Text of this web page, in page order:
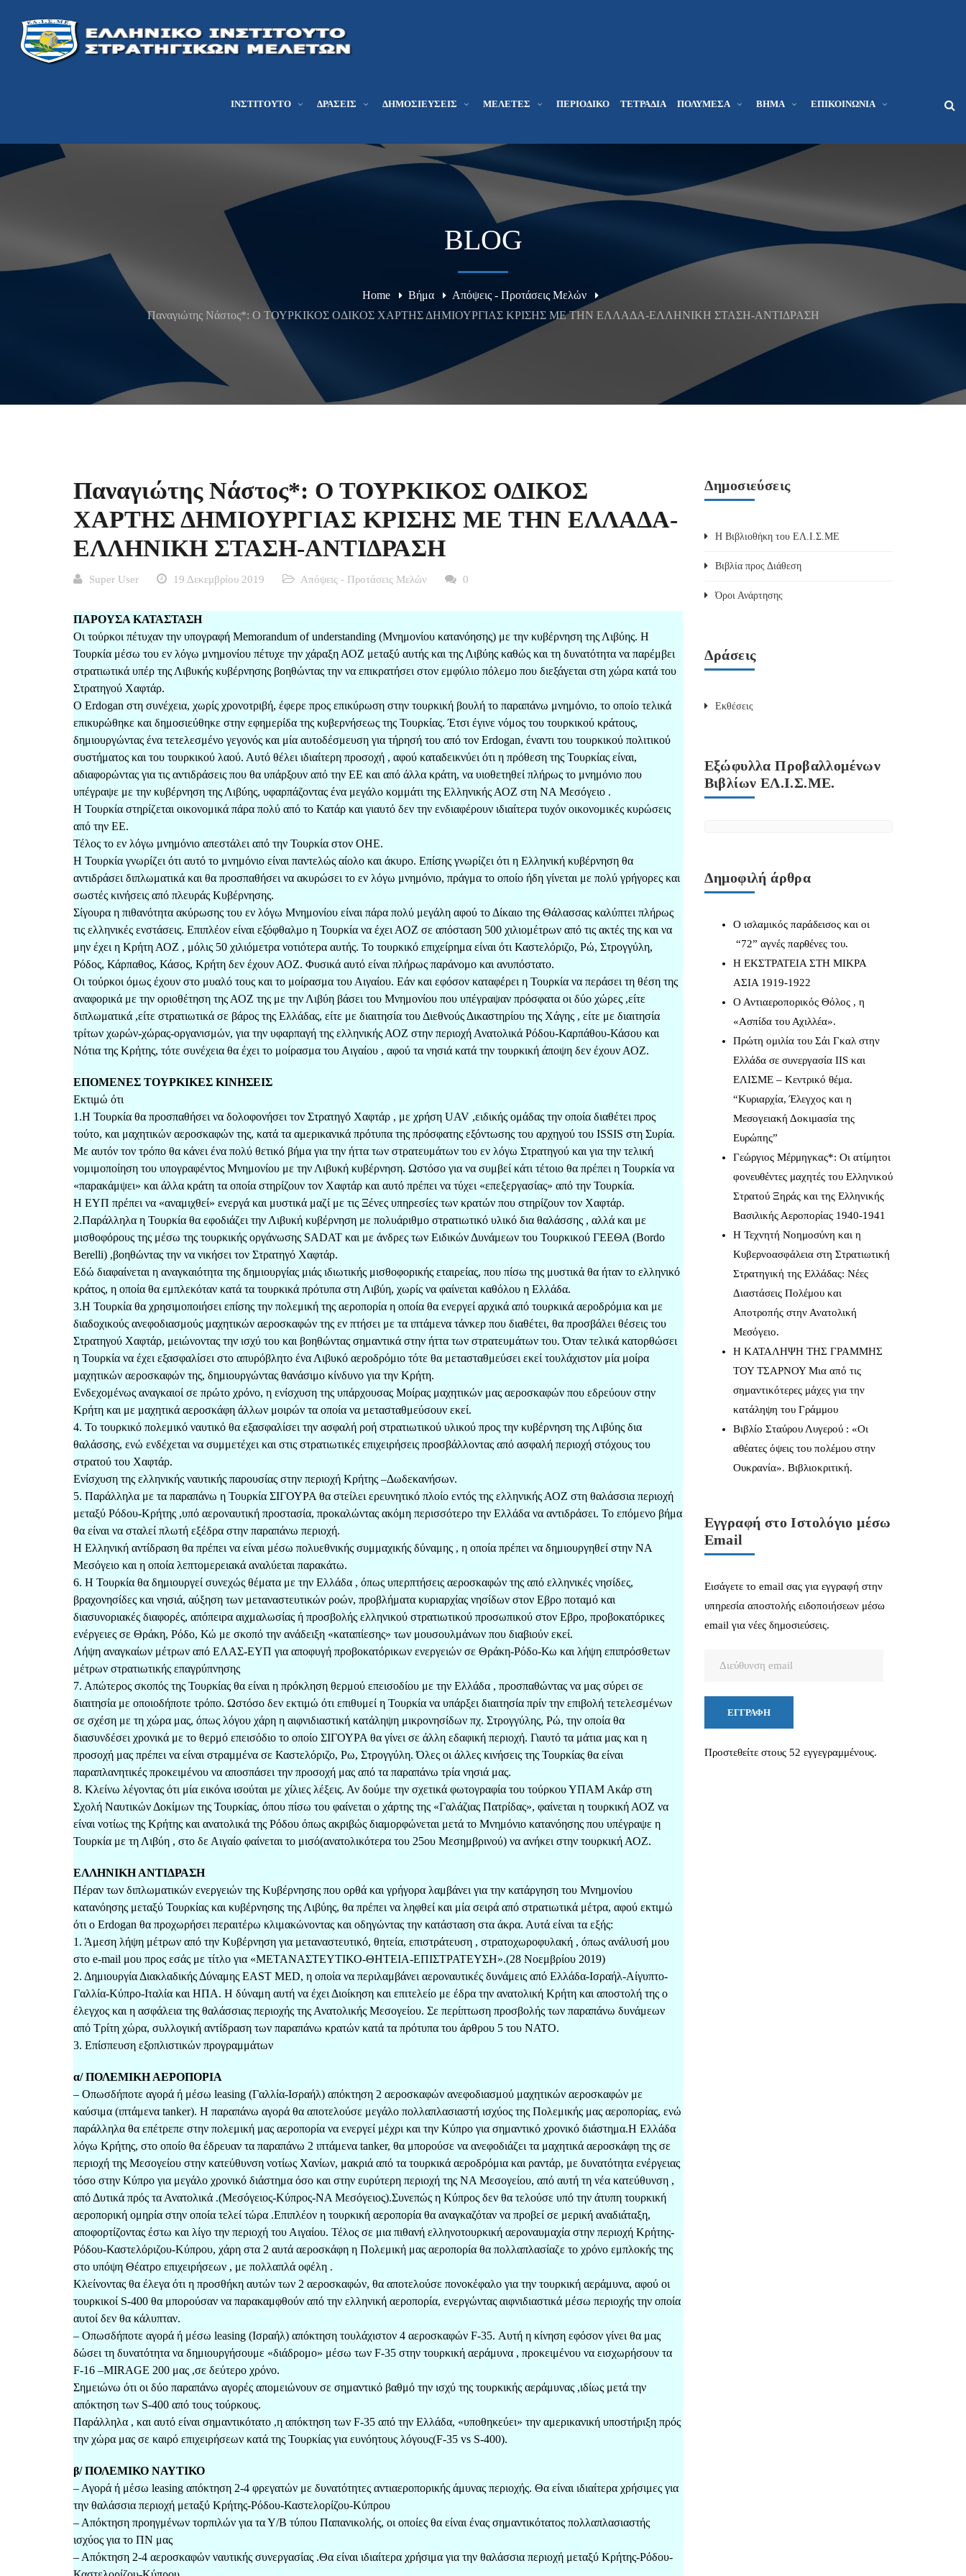
ΙΝΣΤΙΤΟΎΤΟ ΔΡΆΣΕΙΣ ΔΗΜΟΣΙΕΎΣΕΙΣ ΜΕΛΕΤΕΣ ΠΕΡΙΟΔΙΚΌ ΤΕΤΡΆΔΙΑ ΠΟΛΥΜΈΣΑ ΒΉΜΑ ΕΠΙΚΟΙΝΩΝΊΑ
BLOG
Home Βήμα
Απόψεις - Προτάσεις Μελών
Παναγιώτης Νάστος*: Ο ΤΟΥΡΚΙΚΟΣ ΟΔΙΚΟΣ ΧΑΡΤΗΣ ΔΗΜΙΟΥΡΓΙΑΣ ΚΡΙΣΗΣ ΜΕ ΤΗΝ ΕΛΛΑΔΑ-ΕΛΛΗΝΙΚΗ ΣΤΑΣΗ-ΑΝΤΙΔΡΑΣΗ
Παναγιώτης Νάστος*: Ο ΤΟΥΡΚΙΚΟΣ ΟΔΙΚΟΣ
ΧΑΡΤΗΣ ΔΗΜΙΟΥΡΓΙΑΣ ΚΡΙΣΗΣ ΜΕ ΤΗΝ ΕΛΛΑΔΑ-
ΕΛΛΗΝΙΚΗ ΣΤΑΣΗ-ΑΝΤΙΔΡΑΣΗ
Super User 19 Δεκεμβρίου 2019 Απόψεις - Προτάσεις Μελών 0
ΠΑΡΟΥΣΑ ΚΑΤΑΣΤΑΣΗ
Οι τούρκοι πέτυχαν την υπογραφή Memorandum of understanding (Μνημονίου κατανόησης) με την κυβέρνηση της Λιβύης. Η
Τουρκία μέσω του εν λόγω μνημονίου πέτυχε την χάραξη ΑΟΖ μεταξύ αυτής και της Λιβύης καθώς και τη δυνατότητα να παρέμβει
στρατιωτικά υπέρ της Λιβυκής κυβέρνησης βοηθώντας την να επικρατήσει στον εμφύλιο πόλεμο που διεξάγεται στη χώρα κατά του
Στρατηγού Χαφτάρ.
Ο Erdogan στη συνέχεια, χωρίς χρονοτριβή, έφερε προς επικύρωση στην τουρκική βουλή το παραπάνω μνημόνιο, το οποίο τελικά
επικυρώθηκε και δημοσιεύθηκε στην εφημερίδα της κυβερνήσεως της Τουρκίας. Έτσι έγινε νόμος του τουρκικού κράτους,
δημιουργώντας ένα τετελεσμένο γεγονός και μία αυτοδέσμευση για τήρησή του από τον Erdogan, έναντι του τουρκικού πολιτικού
συστήματος και του τουρκικού λαού. Αυτό θέλει ιδιαίτερη προσοχή , αφού καταδεικνύει ότι η πρόθεση της Τουρκίας είναι,
αδιαφορώντας για τις αντιδράσεις που θα υπάρξουν από την ΕΕ και από άλλα κράτη, να υιοθετηθεί πλήρως το μνημόνιο που
υπέγραψε με την κυβέρνηση της Λιβύης, υφαρπάζοντας ένα μεγάλο κομμάτι της Ελληνικής ΑΟΖ στη ΝΑ Μεσόγειο .
Η Τουρκία στηρίζεται οικονομικά πάρα πολύ από το Κατάρ και γιαυτό δεν την ενδιαφέρουν ιδιαίτερα τυχόν οικονομικές κυρώσεις
από την ΕΕ.
Τέλος το εν λόγω μνημόνιο απεστάλει από την Τουρκία στον ΟΗΕ.
Η Τουρκία γνωρίζει ότι αυτό το μνημόνιο είναι παντελώς αίολο και άκυρο. Επίσης γνωρίζει ότι η Ελληνική κυβέρνηση θα
αντιδράσει διπλωματικά και θα προσπαθήσει να ακυρώσει το εν λόγω μνημόνιο, πράγμα το οποίο ήδη γίνεται με πολύ γρήγορες και
σωστές κινήσεις από πλευράς Κυβέρνησης.
Σίγουρα η πιθανότητα ακύρωσης του εν λόγω Μνημονίου είναι πάρα πολύ μεγάλη αφού το Δίκαιο της Θάλασσας καλύπτει πλήρως
τις ελληνικές ενστάσεις. Επιπλέον είναι εξόφθαλμο η Τουρκία να έχει ΑΟΖ σε απόσταση 500 χιλιομέτρων από τις ακτές της και να
μην έχει η Κρήτη ΑΟΖ , μόλις 50 χιλιόμετρα νοτιότερα αυτής. Το τουρκικό επιχείρημα είναι ότι Καστελόριζο, Ρώ, Στρογγύλη,
Ρόδος, Κάρπαθος, Κάσος, Κρήτη δεν έχουν ΑΟΖ. Φυσικά αυτό είναι πλήρως παράνομο και ανυπόστατο.
Οι τούρκοι όμως έχουν στο μυαλό τους και το μοίρασμα του Αιγαίου. Εάν και εφόσον καταφέρει η Τουρκία να περάσει τη θέση της
αναφορικά με την οριοθέτηση της ΑΟΖ της με την Λιβύη βάσει του Μνημονίου που υπέγραψαν πρόσφατα οι δύο χώρες ,είτε
διπλωματικά ,είτε στρατιωτικά σε βάρος της Ελλάδας, είτε με διαιτησία του Διεθνούς Δικαστηρίου της Χάγης , είτε με διαιτησία
τρίτων χωρών-χώρας-οργανισμών, για την υφαρπαγή της ελληνικής ΑΟΖ στην περιοχή Ανατολικά Ρόδου-Καρπάθου-Κάσου και
Νότια της Κρήτης, τότε συνέχεια θα έχει το μοίρασμα του Αιγαίου , αφού τα νησιά κατά την τουρκική άποψη δεν έχουν ΑΟΖ.
ΕΠΟΜΕΝΕΣ ΤΟΥΡΚΙΚΕΣ ΚΙΝΗΣΕΙΣ
Εκτιμώ ότι
1.Η Τουρκία θα προσπαθήσει να δολοφονήσει τον Στρατηγό Χαφτάρ , με χρήση UAV ,ειδικής ομάδας την οποία διαθέτει προς
τούτο, και μαχητικών αεροσκαφών της, κατά τα αμερικανικά πρότυπα της πρόσφατης εξόντωσης του αρχηγού του ISSIS στη Συρία.
Με αυτόν τον τρόπο θα κάνει ένα πολύ θετικό βήμα για την ήττα των στρατευμάτων του εν λόγω Στρατηγού και για την τελική
νομιμοποίηση του υπογραφέντος Μνημονίου με την Λιβυκή κυβέρνηση. Ωστόσο για να συμβεί κάτι τέτοιο θα πρέπει η Τουρκία να
«παρακάμψει» και άλλα κράτη τα οποία στηρίζουν τον Χαφτάρ και αυτό πρέπει να τύχει «επεξεργασίας» από την Τουρκία.
Η ΕΥΠ πρέπει να «αναμιχθεί» ενεργά και μυστικά μαζί με τις Ξένες υπηρεσίες των κρατών που στηρίζουν τον Χαφτάρ.
2.Παράλληλα η Τουρκία θα εφοδιάζει την Λιβυκή κυβέρνηση με πολυάριθμο στρατιωτικό υλικό δια θαλάσσης , αλλά και με
μισθοφόρους της μέσω της τουρκικής οργάνωσης SADAT και με άνδρες των Ειδικών Δυνάμεων του Τουρκικού ΓΕΕΘΑ (Bordo
Berelli) ,βοηθώντας την να νικήσει τον Στρατηγό Χαφτάρ.
Εδώ διαφαίνεται η αναγκαιότητα της δημιουργίας μιάς ιδιωτικής μισθοφορικής εταιρείας, που πίσω της μυστικά θα ήταν το ελληνικό
κράτος, η οποία θα εμπλεκόταν κατά τα τουρκικά πρότυπα στη Λιβύη, χωρίς να φαίνεται καθόλου η Ελλάδα.
3.Η Τουρκία θα χρησιμοποιήσει επίσης την πολεμική της αεροπορία η οποία θα ενεργεί αρχικά από τουρκικά αεροδρόμια και με
διαδοχικούς ανεφοδιασμούς μαχητικών αεροσκαφών της εν πτήσει με τα ιπτάμενα τάνκερ που διαθέτει, θα προσβάλει θέσεις του
Στρατηγού Χαφτάρ, μειώνοντας την ισχύ του και βοηθώντας σημαντικά στην ήττα των στρατευμάτων του. Όταν τελικά κατορθώσει
η Τουρκία να έχει εξασφαλίσει στο απυρόβλητο ένα Λιβυκό αεροδρόμιο τότε θα μετασταθμεύσει εκεί τουλάχιστον μία μοίρα
μαχητικών αεροσκαφών της, δημιουργώντας θανάσιμο κίνδυνο για την Κρήτη.
Ενδεχομένως αναγκαιοί σε πρώτο χρόνο, η ενίσχυση της υπάρχουσας Μοίρας μαχητικών μας αεροσκαφών που εδρεύουν στην
Κρήτη και με μαχητικά αεροσκάφη άλλων μοιρών τα οποία να μετασταθμεύσουν εκεί.
4. Το τουρκικό πολεμικό ναυτικό θα εξασφαλίσει την ασφαλή ροή στρατιωτικού υλικού προς την κυβέρνηση της Λιβύης δια
θαλάσσης, ενώ ενδέχεται να συμμετέχει και στις στρατιωτικές επιχειρήσεις προσβάλλοντας από ασφαλή περιοχή στόχους του
στρατού του Χαφτάρ.
Ενίσχυση της ελληνικής ναυτικής παρουσίας στην περιοχή Κρήτης –Δωδεκανήσων.
5. Παράλληλα με τα παραπάνω η Τουρκία ΣΙΓΟΥΡΑ θα στείλει ερευνητικό πλοίο εντός της ελληνικής ΑΟΖ στη θαλάσσια περιοχή
μεταξύ Ρόδου-Κρήτης ,υπό αεροναυτική προστασία, προκαλώντας ακόμη περισσότερο την Ελλάδα να αντιδράσει. Το επόμενο βήμα
θα είναι να σταλεί πλωτή εξέδρα στην παραπάνω περιοχή.
Η Ελληνική αντίδραση θα πρέπει να είναι μέσω πολυεθνικής συμμαχικής δύναμης , η οποία πρέπει να δημιουργηθεί στην ΝΑ
Μεσόγειο και η οποία λεπτομερειακά αναλύεται παρακάτω.
6. Η Τουρκία θα δημιουργεί συνεχώς θέματα με την Ελλάδα , όπως υπερπτήσεις αεροσκαφών της από ελληνικές νησίδες,
βραχονησίδες και νησιά, αύξηση των μεταναστευτικών ροών, προβλήματα κυριαρχίας νησίδων στον Εβρο ποταμό και
διασυνοριακές διαφορές, απόπειρα αιχμαλωσίας ή προσβολής ελληνικού στρατιωτικού προσωπικού στον Εβρο, προβοκατόρικες
ενέργειες σε Θράκη, Ρόδο, Κώ με σκοπό την ανάδειξη «καταπίεσης» των μουσουλμάνων που διαβιούν εκεί.
Λήψη αναγκαίων μέτρων από ΕΛΑΣ-ΕΥΠ για αποφυγή προβοκατόρικων ενεργειών σε Θράκη-Ρόδο-Κω και λήψη επιπρόσθετων
μέτρων στρατιωτικής επαγρύπνησης
7. Απώτερος σκοπός της Τουρκίας θα είναι η πρόκληση θερμού επεισοδίου με την Ελλάδα , προσπαθώντας να μας σύρει σε
διαιτησία με οποιοδήποτε τρόπο. Ωστόσο δεν εκτιμώ ότι επιθυμεί η Τουρκία να υπάρξει διαιτησία πρίν την επιβολή τετελεσμένων
σε σχέση με τη χώρα μας, όπως λόγου χάρη η αιφνιδιαστική κατάληψη μικρονησίδων πχ. Στρογγύλης, Ρώ, την οποία θα
διασυνδέσει χρονικά με το θερμό επεισόδιο το οποίο ΣΙΓΟΥΡΑ θα γίνει σε άλλη εδαφική περιοχή. Γιαυτό τα μάτια μας και η
προσοχή μας πρέπει να είναι στραμμένα σε Καστελόριζο, Ρω, Στρογγύλη. Όλες οι άλλες κινήσεις της Τουρκίας θα είναι
παραπλανητικές προκειμένου να αποσπάσει την προσοχή μας από τα παραπάνω τρία νησιά μας.
8. Κλείνω λέγοντας ότι μία εικόνα ισούται με χίλιες λέξεις. Αν δούμε την σχετικά φωτογραφία του τούρκου ΥΠΑΜ Ακάρ στη
Σχολή Ναυτικών Δοκίμων της Τουρκίας, όπου πίσω του φαίνεται ο χάρτης της «Γαλάζιας Πατρίδας», φαίνεται η τουρκική ΑΟΖ να
είναι νοτίως της Κρήτης και ανατολικά της Ρόδου όπως ακριβώς διαμορφώνεται μετά το Μνημόνιο κατανόησης που υπέγραψε η
Τουρκία με τη Λιβύη , στο δε Αιγαίο φαίνεται το μισό(ανατολικότερα του 25ου Μεσημβρινού) να ανήκει στην τουρκική ΑΟΖ.
ΕΛΛΗΝΙΚΗ ΑΝΤΙΔΡΑΣΗ
Πέραν των διπλωματικών ενεργειών της Κυβέρνησης που ορθά και γρήγορα λαμβάνει για την κατάργηση του Μνημονίου
κατανόησης μεταξύ Τουρκίας και κυβέρνησης της Λιβύης, θα πρέπει να ληφθεί και μία σειρά από στρατιωτικά μέτρα, αφού εκτιμώ
ότι ο Erdogan θα προχωρήσει περαιτέρω κλιμακώνοντας και οδηγώντας την κατάσταση στα άκρα. Αυτά είναι τα εξής:
1. Άμεση λήψη μέτρων από την Κυβέρνηση για μεταναστευτικό, θητεία, επιστράτευση , στρατοχωροφυλακή , όπως ανάλυσή μου
στο e-mail μου προς εσάς με τίτλο για «METANAΣΤΕΥΤΙΚΟ-ΘΗΤΕΙΑ-ΕΠΙΣΤΡΑΤΕΥΣΗ».(28 Νοεμβρίου 2019)
2. Δημιουργία Διακλαδικής Δύναμης EAST MED, η οποία να περιλαμβάνει αεροναυτικές δυνάμεις από Ελλάδα-Ισραήλ-Αίγυπτο-
Γαλλία-Κύπρο-Ιταλία και ΗΠΑ. Η δύναμη αυτή να έχει Διοίκηση και επιτελείο με έδρα την ανατολική Κρήτη και αποστολή της ο
έλεγχος και η ασφάλεια της θαλάσσιας περιοχής της Ανατολικής Μεσογείου. Σε περίπτωση προσβολής των παραπάνω δυνάμεων
από Τρίτη χώρα, συλλογική αντίδραση των παραπάνω κρατών κατά τα πρότυπα του άρθρου 5 του ΝΑΤΟ.
3. Επίσπευση εξοπλιστικών προγραμμάτων
α/ ΠΟΛΕΜΙΚΗ ΑΕΡΟΠΟΡΙΑ
– Οπωσδήποτε αγορά ή μέσω leasing (Γαλλία-Ισραήλ) απόκτηση 2 αεροσκαφών ανεφοδιασμού μαχητικών αεροσκαφών με
καύσιμα (ιπτάμενα tanker). Η παραπάνω αγορά θα αποτελούσε μεγάλο πολλαπλασιαστή ισχύος της Πολεμικής μας αεροπορίας, ενώ
παράλληλα θα επέτρεπε στην πολεμική μας αεροπορία να ενεργεί μέχρι και την Κύπρο για σημαντικό χρονικό διάστημα.Η Ελλάδα
λόγω Κρήτης, στο οποίο θα έδρευαν τα παραπάνω 2 ιπτάμενα tanker, θα μπορούσε να ανεφοδιάζει τα μαχητικά αεροσκάφη της σε
περιοχή της Μεσογείου στην κατεύθυνση νοτίως Χανίων, μακριά από τα τουρκικά αεροδρόμια και ραντάρ, με δυνατότητα ενέργειας
τόσο στην Κύπρο για μεγάλο χρονικό διάστημα όσο και στην ευρύτερη περιοχή της NA Mεσογείου, από αυτή τη νέα κατεύθυνση ,
από Δυτικά πρός τα Ανατολικά .(Μεσόγειος-Κύπρος-ΝΑ Μεσόγειος).Συνεπώς η Κύπρος δεν θα τελούσε υπό την άτυπη τουρκική
αεροπορική ομηρία στην οποία τελεί τώρα .Επιπλέον η τουρκική αεροπορία θα αναγκαζόταν να προβεί σε μερική αναδιάταξη,
αποφορτίζοντας έστω και λίγο την περιοχή του Αιγαίου. Τέλος σε μια πιθανή ελληνοτουρκική αεροναυμαχία στην περιοχή Κρήτης-
Ρόδου-Καστελόριζου-Κύπρου, χάρη στα 2 αυτά αεροσκάφη η Πολεμική μας αεροπορία θα πολλαπλασίαζε το χρόνο εμπλοκής της
στο υπόψη Θέατρο επιχειρήσεων , με πολλαπλά οφέλη .
Κλείνοντας θα έλεγα ότι η προσθήκη αυτών των 2 αεροσκαφών, θα αποτελούσε πονοκέφαλο για την τουρκική αεράμυνα, αφού οι
τουρκικοί S-400 θα μπορούσαν να παρακαμφθούν από την ελληνική αεροπορία, ενεργώντας αιφνιδιαστικά μέσω περιοχής την οποία
αυτοί δεν θα κάλυπταν.
– Οπωσδήποτε αγορά ή μέσω leasing (Ισραήλ) απόκτηση τουλάχιστον 4 αεροσκαφών F-35. Αυτή η κίνηση εφόσον γίνει θα μας
δώσει τη δυνατότητα να δημιουργήσουμε «διάδρομο» μέσω των F-35 στην τουρκική αεράμυνα , προκειμένου να εισχωρήσουν τα
F-16 –MIRAGE 200 μας ,σε δεύτερο χρόνο.
Σημειώνω ότι οι δύο παραπάνω αγορές απομειώνουν σε σημαντικό βαθμό την ισχύ της τουρκικής αεράμυνας ,ιδίως μετά την
απόκτηση των S-400 από τους τούρκους.
Παράλληλα , και αυτό είναι σημαντικότατο ,η απόκτηση των F-35 από την Ελλάδα, «υποθηκεύει» την αμερικανική υποστήριξη πρός
την χώρα μας σε καιρό επιχειρήσεων κατά της Τουρκίας για ευνόητους λόγους(F-35 vs S-400).
β/ ΠΟΛΕΜΙΚΟ ΝΑΥΤΙΚΟ
– Αγορά ή μέσω leasing απόκτηση 2-4 φρεγατών με δυνατότητες αντιαεροπορικής άμυνας περιοχής. Θα είναι ιδιαίτερα χρήσιμες για
την θαλάσσια περιοχή μεταξύ Κρήτης-Ρόδου-Καστελορίζου-Κύπρου
– Απόκτηση προηγμένων τορπιλών για τα Υ/Β τύπου Παπανικολής, οι οποίες θα είναι ένας σημαντικότατος πολλαπλασιαστής
ισχύος για το ΠΝ μας
– Απόκτηση 2-4 αεροσκαφών ναυτικής συνεργασίας .Θα είναι ιδιαίτερα χρήσιμα για την θαλάσσια περιοχή μεταξύ Κρήτης-Ρόδου-
Δημοσιεύσεις
Η Βιβλιοθήκη του ΕΛ.Ι.Σ.ΜΕ
Βιβλία προς Διάθεση
Όροι Ανάρτησης
Δράσεις
Εκθέσεις
Εξώφυλλα Προβαλλομένων
Βιβλίων ΕΛ.Ι.Σ.ΜΕ.
Δημοφιλή άρθρα
Ο ισλαμικός παράδεισος και οι
“72” αγνές παρθένες του.
Η ΕΚΣΤΡΑΤΕΙΑ ΣΤΗ ΜΙΚΡΑ
ΑΣΙΑ 1919-1922
Ο Αντιαεροπορικός Θόλος , η
«Ασπίδα του Αχιλλέα».
Πρώτη ομιλία του Σάι Γκαλ στην
Ελλάδα σε συνεργασία IIS και
ΕΛΙΣΜΕ – Κεντρικό θέμα.
“Κυριαρχία, Έλεγχος και η
Μεσογειακή Δοκιμασία της
Ευρώπης”
Γεώργιος Μέρμηγκας*: Οι ατίμητοι
φονευθέντες μαχητές του Ελληνικού
Στρατού Ξηράς και της Ελληνικής
Βασιλικής Αεροπορίας 1940-1941
Η Τεχνητή Νοημοσύνη και η
Κυβερνοασφάλεια στη Στρατιωτική
Στρατηγική της Ελλάδας: Νέες
Διαστάσεις Πολέμου και
Αποτροπής στην Ανατολική
Μεσόγειο.
Η ΚΑΤΑΛΗΨΗ ΤΗΣ ΓΡΑΜΜΗΣ
ΤΟΥ ΤΣΑΡΝΟΥ Μια από τις
σημαντικότερες μάχες για την
κατάληψη του Γράμμου
Βιβλίο Σταύρου Λυγερού : «Οι
αθέατες όψεις του πολέμου στην
Ουκρανία». Βιβλιοκριτική.
Εγγραφή στο Ιστολόγιο μέσω
Email
Εισάγετε το email σας για εγγραφή στην
υπηρεσία αποστολής ειδοποιήσεων μέσω
email για νέες δημοσιεύσεις.
ΕΓΓΡΑΦΉ
Προστεθείτε στους 52 εγγεγραμμένους.